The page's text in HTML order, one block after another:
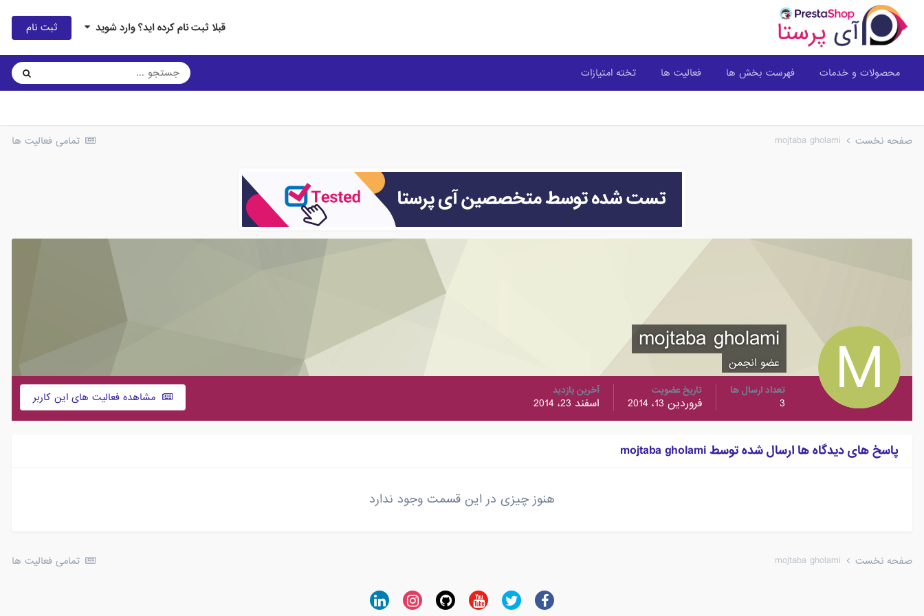
قبلا ثبت نام کرده اید؟ وارد شوید ثبت نام
محصولات و خدمات فهرست بخش ها فعالیت ها تخته امتیازات
تمامی فعالیت ها صفحه نخست mojtaba gholami
mojtaba gholami
عضو انجمن
مشاهده فعالیت های این کاربر تعداد ارسال ها
3
تاریخ عضویت
فروردین 13، 2014
آخرین بازدید
اسفند 23، 2014
پاسخ های دیدگاه ها ارسال شده توسط mojtaba gholami
هنوز چیزی در این قسمت وجود ندارد
تمامی فعالیت ها صفحه نخست mojtaba gholami